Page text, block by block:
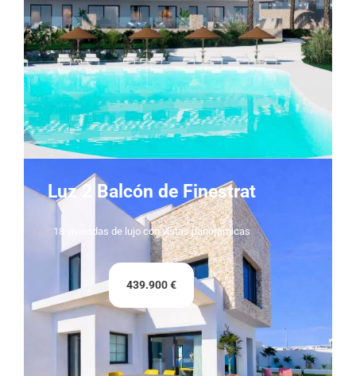
Luz 2 Balcón de Finestrat
18 viviendas de lujo con vistas panorámicas
439.900 €